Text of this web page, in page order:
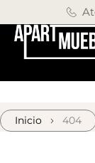
Inicio 404